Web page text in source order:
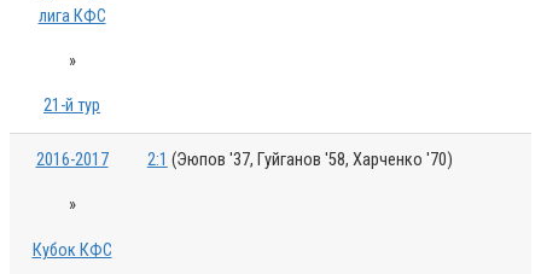
лига КФС
»
21-й тур
2016-2017
»
Кубок КФС
2:1 (Эюпов '37, Гуйганов '58, Харченко '70)